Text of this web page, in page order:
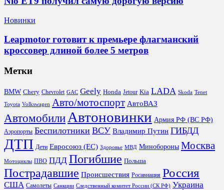
Новинки
Leapmotor готовит к премьере флагманский
кроссовер длиной более 5 метров
Метки
BMW Chery Chevrolet GAC Geely Honda Jetour Kia LADA Skoda Tenet
Toyota Volkswagen Авто/мотоспорт АвтоВАЗ
Автомобили Автоновинки Армия РФ (ВС РФ)
Аэропорты Беспилотники ВСУ Владимир Путин ГИБДД
ДТП Дети Евросоюз (ЕС) Здоровье МВД Минобороны Москва
Мотоциклы ПВО ПДД Погибшие Польша
Пострадавшие Происшествия Росавиация Россия
США Самолеты Санкции Следственный комитет России (СК РФ) Украина